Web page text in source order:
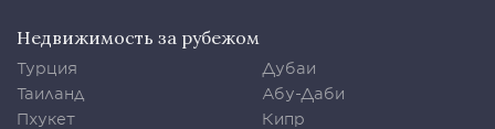
Недвижимость за рубежом
Турция
Таиланд
Пхукет
Дубаи
Абу-Даби
Кипр